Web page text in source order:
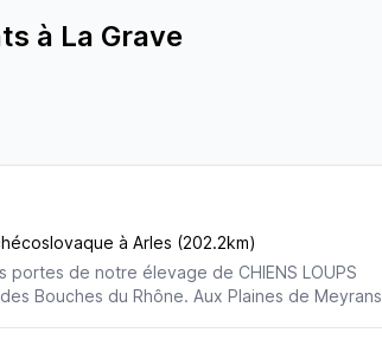
à La Grave
à Arles (202.2km)
portes de notre élevage de CHIENS LOUPS
Bouches du Rhône. Aux Plaines de Meyrans
et notre expérience au profit de nos